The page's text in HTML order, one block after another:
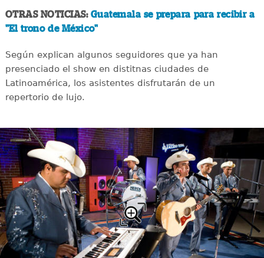
OTRAS NOTICIAS:Guatemala se prepara para recibir a
"El trono de México"
Según explican algunos seguidores que ya han
presenciado el show en distitnas ciudades de
Latinoamérica, los asistentes disfrutarán de un
repertorio de lujo.